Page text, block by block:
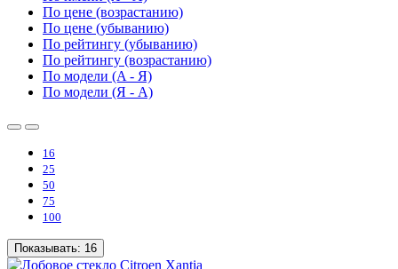
По цене (возрастанию)
По цене (убыванию)
По рейтингу (убыванию)
По рейтингу (возрастанию)
По модели (A - Я)
По модели (Я - A)
16
25
50
75
100
Показывать: 16